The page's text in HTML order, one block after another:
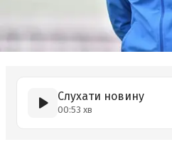
Слухати новину
00:53 хв